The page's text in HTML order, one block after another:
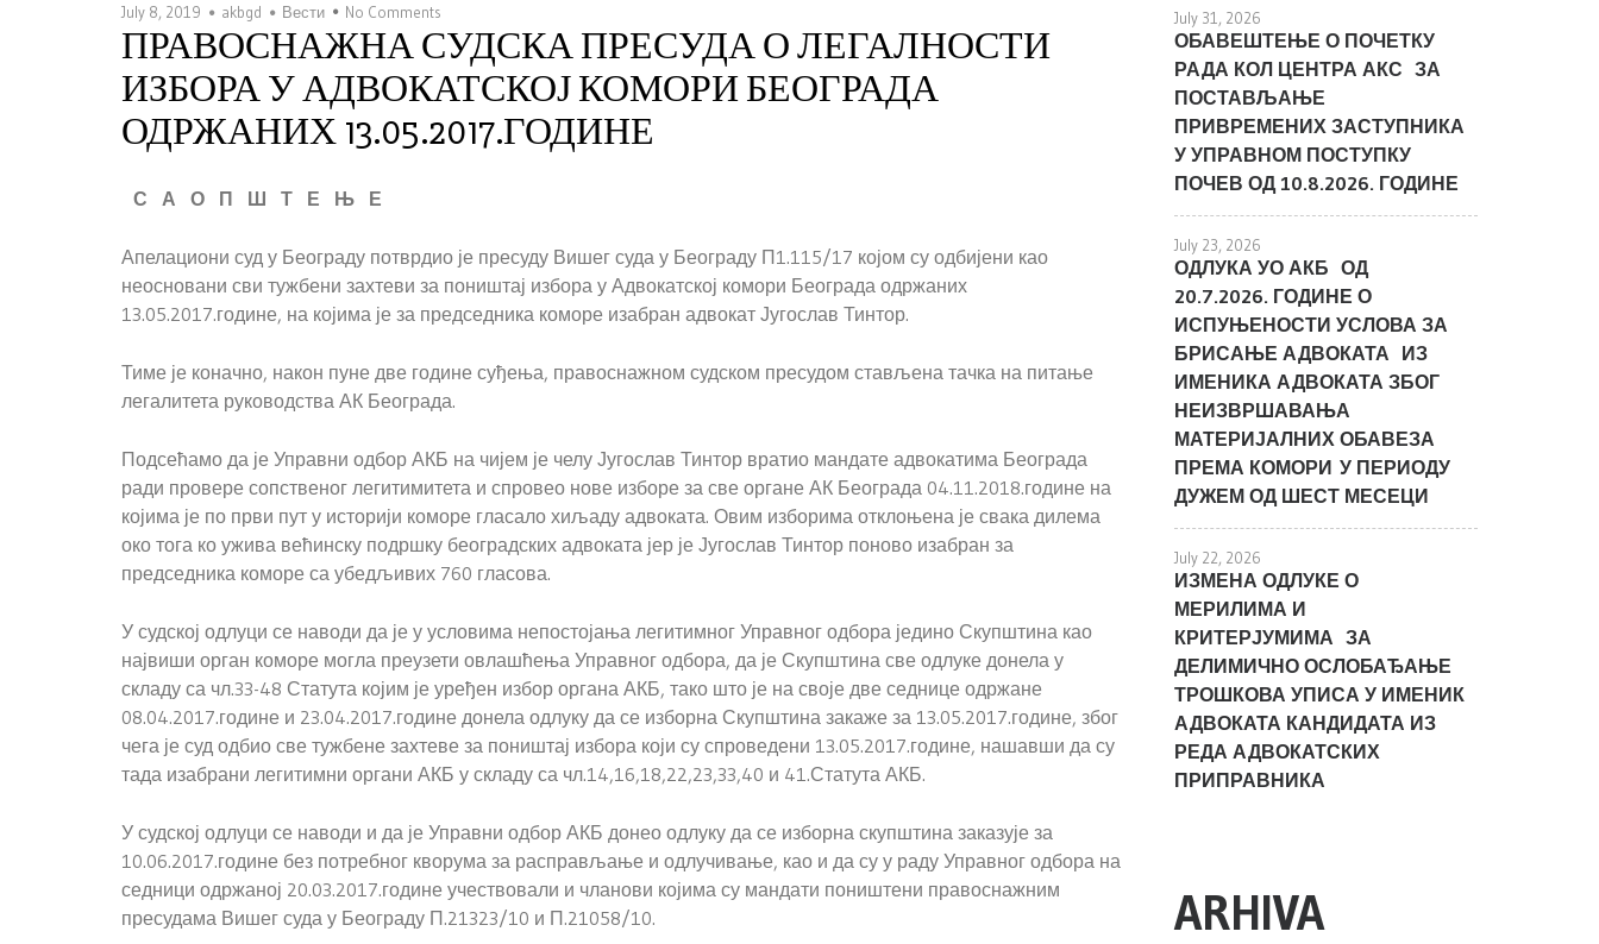
July 8, 2019 akbgd Вести No Comments
ПРАВОСНАЖНА СУДСКА ПРЕСУДА О ЛЕГАЛНОСТИ
ИЗБОРА У АДВОКАТСКОЈ КОМОРИ БЕОГРАДА
ОДРЖАНИХ 13.05.2017.ГОДИНЕ
С А О П Ш Т Е Њ Е
Апелациони суд у Београду потврдио је пресуду Вишег суда у Београду П1.115/17 којом су одбијени као
неосновани сви тужбени захтеви за поништај избора у Адвокатској комори Београда одржаних
13.05.2017.године, на којима је за председника коморе изабран адвокат Југослав Тинтор.
Тиме је коначно, након пуне две године суђења, правоснажном судском пресудом стављена тачка на питање
легалитета руководства АК Београда.
Подсећамо да је Управни одбор АКБ на чијем је челу Југослав Тинтор вратио мандате адвокатима Београда
ради провере сопственог легитимитета и спровео нове изборе за све органе АК Београда 04.11.2018.године на
којима је по први пут у историји коморе гласало хиљаду адвоката. Овим изборима отклоњена је свака дилема
око тога ко ужива већинску подршку београдских адвоката јер је Југослав Тинтор поново изабран за
председника коморе са убедљивих 760 гласова.
У судској одлуци се наводи да је у условима непостојања легитимног Управног одбора једино Скупштина као
највиши орган коморе могла преузети овлашћења Управног одбора, да је Скупштина све одлуке донела у
складу са чл.33-48 Статута којим је уређен избор органа АКБ, тако што је на своје две седнице одржане
08.04.2017.године и 23.04.2017.године донела одлуку да се изборна Скупштина закаже за 13.05.2017.године, због
чега је суд одбио све тужбене захтеве за поништај избора који су спроведени 13.05.2017.године, нашавши да су
тада изабрани легитимни органи АКБ у складу са чл.14,16,18,22,23,33,40 и 41.Статута АКБ.
У судској одлуци се наводи и да је Управни одбор АКБ донео одлуку да се изборна скупштина заказује за
10.06.2017.године без потребног кворума за расправљање и одлучивање, као и да су у раду Управног одбора на
седници одржаној 20.03.2017.године учествовали и чланови којима су мандати поништени правоснажним
пресудама Вишег суда у Београду П.21323/10 и П.21058/10.
July 31, 2026
ОБАВЕШТЕЊЕ О ПОЧЕТКУ
РАДА КОЛ ЦЕНТРА АКС ЗА
ПОСТАВЉАЊЕ
ПРИВРЕМЕНИХ ЗАСТУПНИКА
У УПРАВНОМ ПОСТУПКУ
ПОЧЕВ ОД 10.8.2026. ГОДИНЕ
July 23, 2026
ОДЛУКА УО АКБ ОД
20.7.2026. ГОДИНЕ О
ИСПУЊЕНОСТИ УСЛОВА ЗА
БРИСАЊЕ АДВОКАТА ИЗ
ИМЕНИКА АДВОКАТА ЗБОГ
НЕИЗВРШАВАЊА
МАТЕРИЈАЛНИХ ОБАВЕЗА
ПРЕМА КОМОРИ У ПЕРИОДУ
ДУЖЕМ ОД ШЕСТ МЕСЕЦИ
July 22, 2026
ИЗМЕНА ОДЛУКЕ О
МЕРИЛИМА И
КРИТЕРЈУМИМА ЗА
ДЕЛИМИЧНО ОСЛОБАЂАЊЕ
ТРОШКОВА УПИСА У ИМЕНИК
АДВОКАТА КАНДИДАТА ИЗ
РЕДА АДВОКАТСКИХ
ПРИПРАВНИКА
ARHIVA